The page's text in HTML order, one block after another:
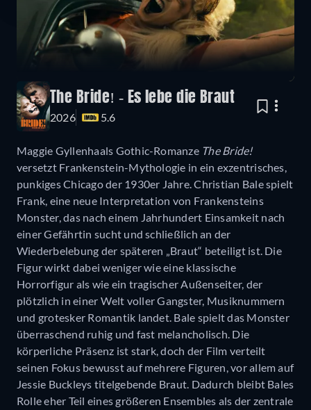
The Bride! - Es lebe die Braut
2026 5.6
Maggie Gyllenhaals Gothic-Romanze The Bride!
versetzt Frankenstein-Mythologie in ein exzentrisches,
punkiges Chicago der 1930er Jahre. Christian Bale spielt
Frank, eine neue Interpretation von Frankensteins
Monster, das nach einem Jahrhundert Einsamkeit nach
einer Gefährtin sucht und schließlich an der
Wiederbelebung der späteren „Braut“ beteiligt ist. Die
Figur wirkt dabei weniger wie eine klassische
Horrorfigur als wie ein tragischer Außenseiter, der
plötzlich in einer Welt voller Gangster, Musiknummern
und grotesker Romantik landet. Bale spielt das Monster
überraschend ruhig und fast melancholisch. Die
körperliche Präsenz ist stark, doch der Film verteilt
seinen Fokus bewusst auf mehrere Figuren, vor allem auf
Jessie Buckleys titelgebende Braut. Dadurch bleibt Bales
Rolle eher Teil eines größeren Ensembles als der zentrale